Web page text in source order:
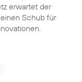
erwartet der
Schub für